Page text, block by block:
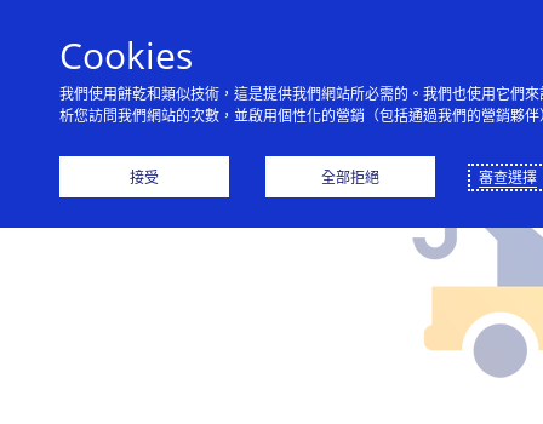
Cookies
我們使用餅乾和類似技術，這是提供我們網站所必需的。我們也使用它們
析您訪問我們網站的次數，並啟用個性化的營銷（包括通過我們的營銷夥
接受 全部拒絕 審查選擇